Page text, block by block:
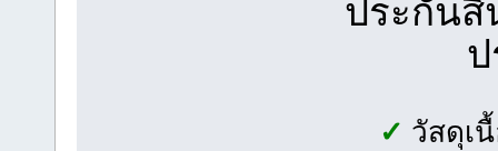
ประกันสิ
✓ วัสดุเ